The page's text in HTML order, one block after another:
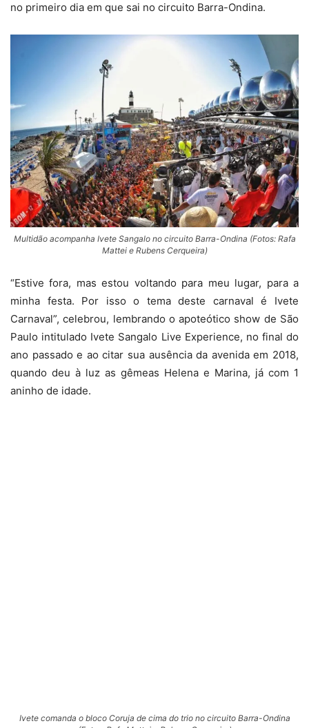
no primeiro dia em que sai no circuito Barra-Ondina.
Multidão acompanha Ivete Sangalo no circuito Barra-Ondina (Fotos: Rafa
Mattei e Rubens Cerqueira)
“Estive fora, mas estou voltando para meu lugar, para a
minha festa. Por isso o tema deste carnaval é Ivete
Carnaval”, celebrou, lembrando o apoteótico show de São
Paulo intitulado Ivete Sangalo Live Experience, no final do
ano passado e ao citar sua ausência da avenida em 2018,
quando deu à luz as gêmeas Helena e Marina, já com 1
aninho de idade.
Ivete comanda o bloco Coruja de cima do trio no circuito Barra-Ondina